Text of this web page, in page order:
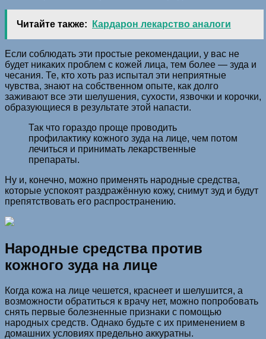
Читайте также: Кардарон лекарство аналоги
Если соблюдать эти простые рекомендации, у вас не
будет никаких проблем с кожей лица, тем более — зуда и
чесания. Те, кто хоть раз испытал эти неприятные
чувства, знают на собственном опыте, как долго
заживают все эти шелушения, сухости, язвочки и корочки,
образующиеся в результате этой напасти.
Так что гораздо проще проводить
профилактику кожного зуда на лице, чем потом
лечиться и принимать лекарственные
препараты.
Ну и, конечно, можно применять народные средства,
которые успокоят раздражённую кожу, снимут зуд и будут
препятствовать его распространению.
Народные средства против
кожного зуда на лице
Когда кожа на лице чешется, краснеет и шелушится, а
возможности обратиться к врачу нет, можно попробовать
снять первые болезненные признаки с помощью
народных средств. Однако будьте с их применением в
домашних условиях предельно аккуратны.